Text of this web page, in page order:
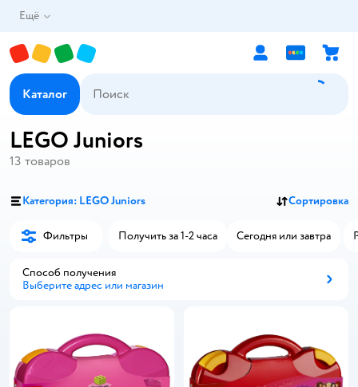
Ещё
Каталог
LEGO Juniors
13 товаров
Категория: LEGO Juniors Сортировка
Фильтры Получить за 1-2 часа Сегодня или завтра
Способ получения
Выберите адрес или магазин